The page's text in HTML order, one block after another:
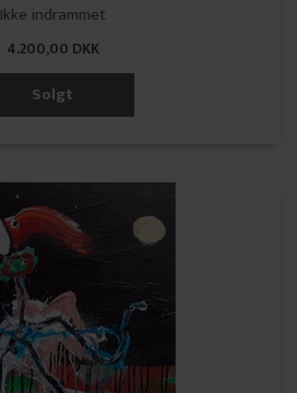
Ikke indrammet
4.200,00 DKK
Solgt